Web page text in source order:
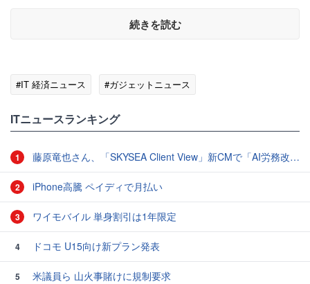
続きを読む
#IT 経済ニュース #ガジェットニュース
ITニュースランキング
1 藤原竜也さん、「SKYSEA Client View」新CMで「AI労務改善」をアピール 働き方をAIが分析したら「すぐに休んで」と言われる？
2 iPhone高騰 ペイディで月払い
3 ワイモバイル 単身割引は1年限定
4 ドコモ U15向け新プラン発表
5
米議員ら 山火事賭けに規制要求